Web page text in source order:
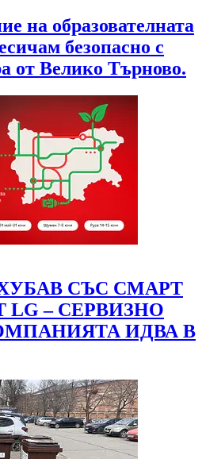
на образователната
безопасно с
от Велико Търново.
СЪС СМАРТ
– СЕРВИЗНО
ИДВА В